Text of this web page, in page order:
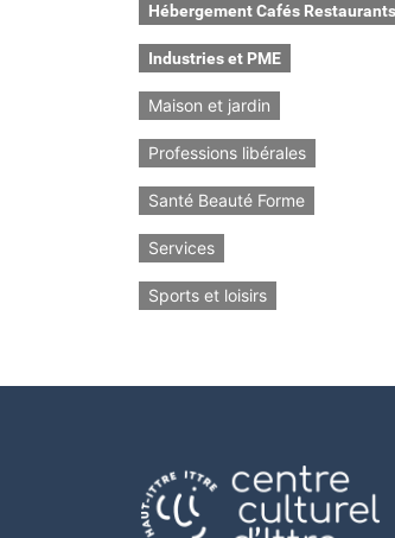
Hébergement Cafés Restaurants
Industries et PME
Maison et jardin
Professions libérales
Santé Beauté Forme
Services
Sports et loisirs